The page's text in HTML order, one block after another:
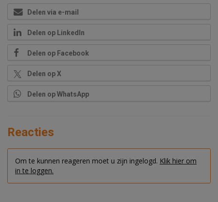
Delen via e-mail
Delen op LinkedIn
Delen op Facebook
Delen op X
Delen op WhatsApp
Reacties
Om te kunnen reageren moet u zijn ingelogd. Klik hier om
in te loggen.